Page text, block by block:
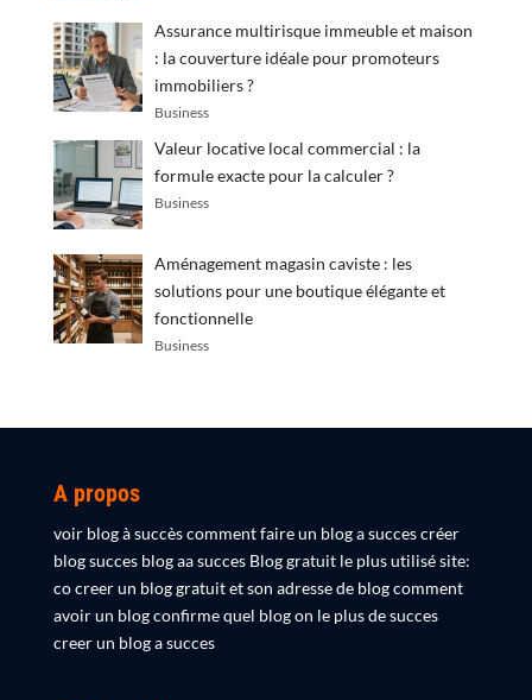
Assurance multirisque immeuble et maison
: la couverture idéale pour promoteurs
immobiliers ?
Business
Valeur locative local commercial : la
formule exacte pour la calculer ?
Business
Aménagement magasin caviste : les
solutions pour une boutique élégante et
fonctionnelle
Business
A propos
voir blog à succès comment faire un blog a succes créer
blog succes blog aa succes Blog gratuit le plus utilisé site:
co creer un blog gratuit et son adresse de blog comment
avoir un blog confirme quel blog on le plus de succes
creer un blog a succes